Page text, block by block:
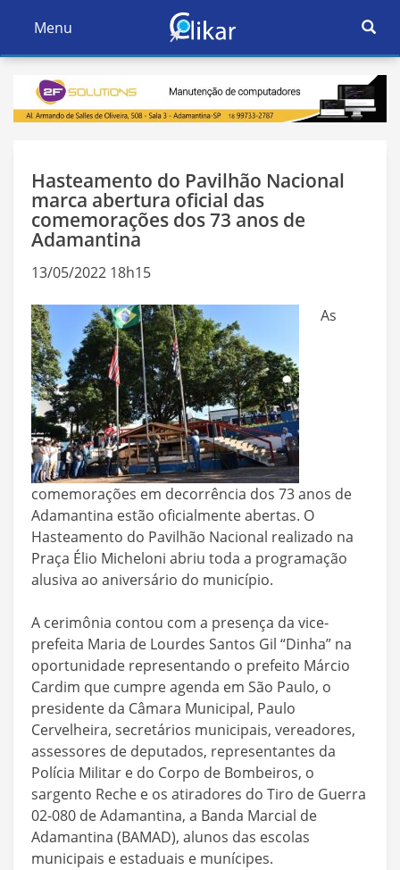
Ativar
Navegação
Menu
Ativar
Hasteamento do Pavilhão Nacional
marca abertura oficial das
comemorações dos 73 anos de
Adamantina
13/05/2022 18h15
As
comemorações em decorrência dos 73 anos de
Adamantina estão oficialmente abertas. O
Hasteamento do Pavilhão Nacional realizado na
Praça Élio Micheloni abriu toda a programação
alusiva ao aniversário do município.
A cerimônia contou com a presença da vice-
prefeita Maria de Lourdes Santos Gil “Dinha” na
oportunidade representando o prefeito Márcio
Cardim que cumpre agenda em São Paulo, o
presidente da Câmara Municipal, Paulo
Cervelheira, secretários municipais, vereadores,
assessores de deputados, representantes da
Polícia Militar e do Corpo de Bombeiros, o
sargento Reche e os atiradores do Tiro de Guerra
02-080 de Adamantina, a Banda Marcial de
Adamantina (BAMAD), alunos das escolas
municipais e estaduais e munícipes.